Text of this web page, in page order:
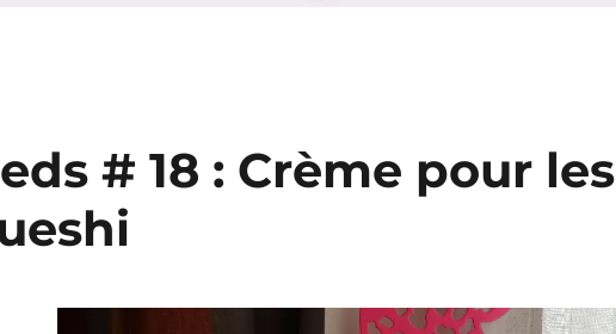
# 18 : Crème pour les